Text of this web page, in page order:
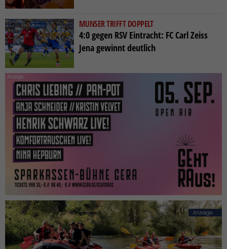
MUNSER TRIFFT DOPPELT
4:0 gegen RSV Eintracht: FC Carl Zeiss
Jena gewinnt deutlich